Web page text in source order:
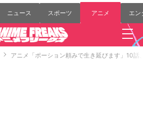
ニュース スポーツ アニメ エン
アニメ「ポーション頼みで生き延びます」10